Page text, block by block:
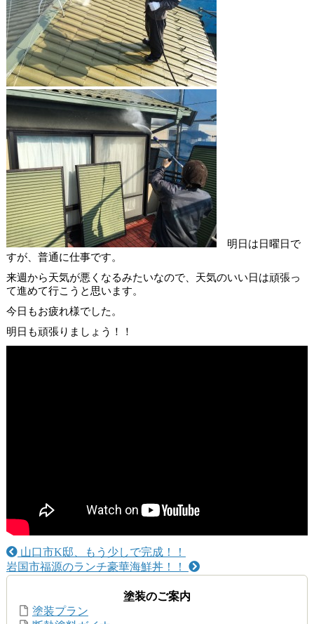
明日は日曜日で
すが、普通に仕事です。
来週から天気が悪くなるみたいなので、天気のいい日は頑張っ
て進めて行こうと思います。
今日もお疲れ様でした。
明日も頑張りましょう！！
山口市K邸、もう少しで完成！！
岩国市福源のランチ豪華海鮮丼！！
塗装のご案内
塗装プラン